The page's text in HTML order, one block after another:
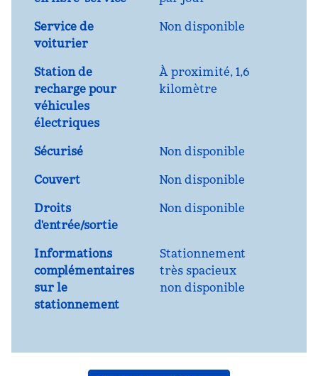
Service de
voiturier
Non disponible
Station de
recharge pour
véhicules
électriques
À proximité, 1,6
kilomètre
Sécurisé
Non disponible
Couvert
Non disponible
Droits
d'entrée/sortie
Non disponible
Informations
complémentaires
sur le
stationnement
Stationnement
très spacieux
non disponible